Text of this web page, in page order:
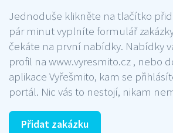
Jednoduše klikněte na tlačítko
pár minut vyplníte formulář
čekáte na první nabídky. Nabídky
profil na www.vyresmito.cz , nebo
aplikace Vyřešmito, kam se
portál. Nic vás to nestojí, nikam
Přidat zakázku